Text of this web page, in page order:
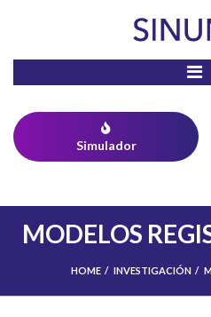
Simulador
MODELOS
YOU ARE HERE
HOME INVESTIGACIÓN